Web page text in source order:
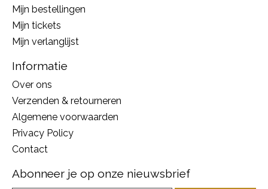
Mijn bestellingen
Mijn tickets
Mijn verlanglijst
Informatie
Over ons
Verzenden & retourneren
Algemene voorwaarden
Privacy Policy
Contact
Abonneer je op onze nieuwsbrief